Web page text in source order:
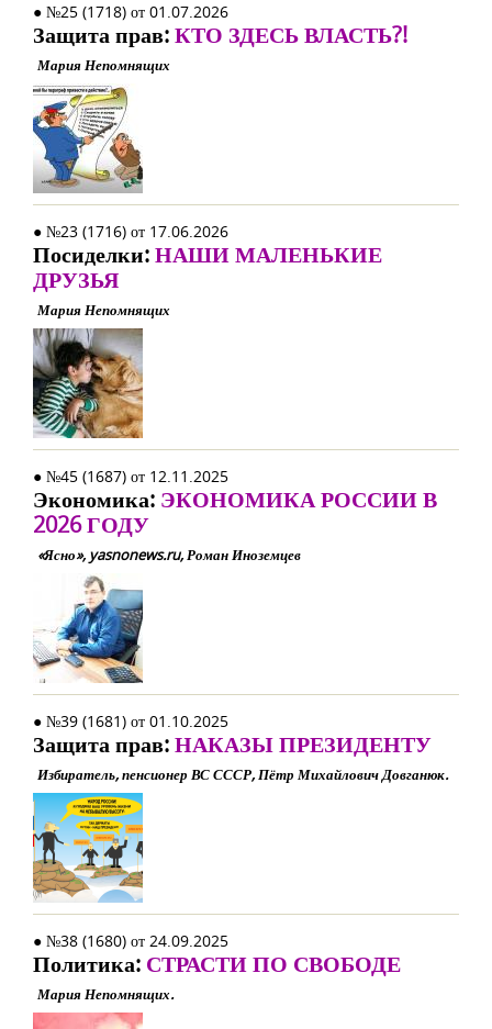
● №25 (1718) от 01.07.2026
Защита прав:КТО ЗДЕСЬ ВЛАСТЬ?!
Мария Непомнящих
● №23 (1716) от 17.06.2026
Посиделки:НАШИ МАЛЕНЬКИЕ
ДРУЗЬЯ
Мария Непомнящих
● №45 (1687) от 12.11.2025
Экономика: ЭКОНОМИКА РОССИИ В
2026 ГОДУ
«Ясно», yasnonews.ru, Роман Иноземцев
● №39 (1681) от 01.10.2025
Защита прав:НАКАЗЫ ПРЕЗИДЕНТУ
Избиратель, пенсионер ВС СССР, Пётр Михайлович Довганюк.
● №38 (1680) от 24.09.2025
Политика: СТРАСТИ ПО СВОБОДЕ
Мария Непомнящих.